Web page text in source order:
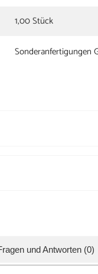
1,00 Stück
Sonderanfertigungen
und Antworten (0)